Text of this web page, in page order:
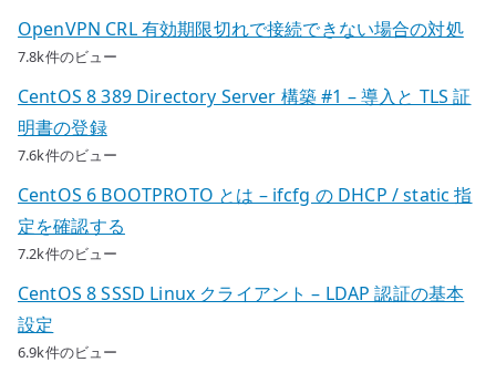
OpenVPN CRL 有効期限切れで接続できない場合の対処
7.8k件のビュー
CentOS 8 389 Directory Server 構築 #1 – 導入と TLS 証
明書の登録
7.6k件のビュー
CentOS 6 BOOTPROTO とは – ifcfg の DHCP / static 指
定を確認する
7.2k件のビュー
CentOS 8 SSSD Linux クライアント – LDAP 認証の基本
設定
6.9k件のビュー